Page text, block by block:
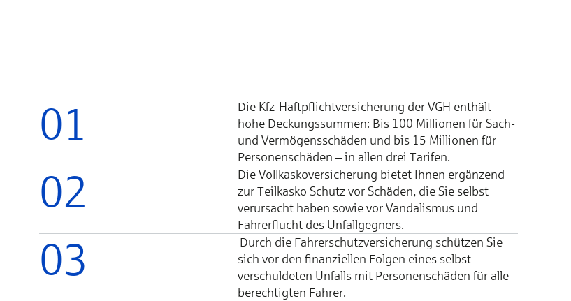
01
Die Kfz-Haft­pflicht­­ver­sich­erung der VGH enthält
hohe Deckungs­sum­men: Bis 100 Millionen für Sach-
und Ver­mö­gens­schä­den und bis 15 Millionen für
Per­so­nen­schä­den – in allen drei Tarifen.
02
Die Vollkaskover­sicherung bietet Ihnen ergänzend
zur Teilkasko Schutz vor Schäden, die Sie selbst
verursacht haben sowie vor Vandalismus und
Fahrer­flucht des Unfall­gegners.
03
Durch die Fahrer­schutz­ver­sicher­ung schützen Sie
sich vor den finan­ziellen Fol­gen eines selbst
verschul­deten Unfalls mit Per­sonen­schäden für alle
be­recht­igten Fahr­er.